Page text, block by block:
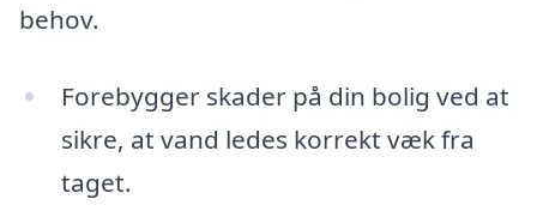
behov.
Forebygger skader på din bolig ved at
sikre, at vand ledes korrekt væk fra
taget.